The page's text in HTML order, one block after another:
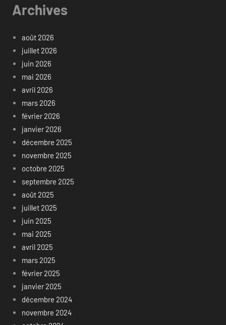
Archives
août 2026
juillet 2026
juin 2026
mai 2026
avril 2026
mars 2026
février 2026
janvier 2026
décembre 2025
novembre 2025
octobre 2025
septembre 2025
août 2025
juillet 2025
juin 2025
mai 2025
avril 2025
mars 2025
février 2025
janvier 2025
décembre 2024
novembre 2024